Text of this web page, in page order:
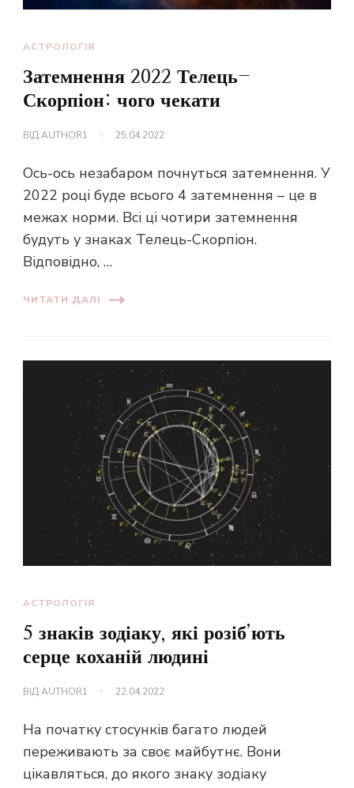
АСТРОЛОГІЯ
Затемнення 2022 Телець-
Скорпіон: чого чекати
ВІДAUTHOR1 25.04.2022
Ось-ось незабаром почнуться затемнення. У
2022 році буде всього 4 затемнення – це в
межах норми. Всі ці чотири затемнення
будуть у знаках Телець-Скорпіон.
Відповідно, …
ЧИТАТИ ДАЛІ
АСТРОЛОГІЯ
5 знаків зодіаку, які розіб’ють
серце коханій людині
ВІДAUTHOR1 22.04.2022
На початку стосунків багато людей
переживають за своє майбутнє. Вони
цікавляться, до якого знаку зодіаку